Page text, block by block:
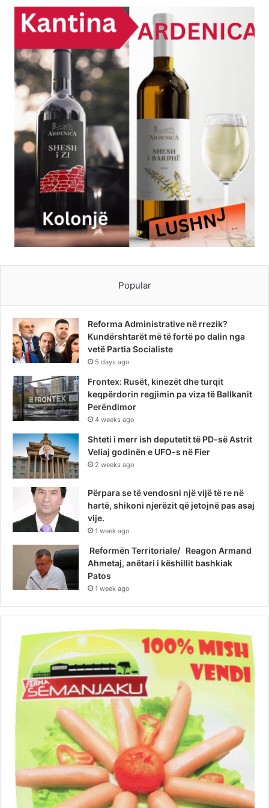
Popular
Reforma Administrative në rrezik?
Kundërshtarët më të fortë po dalin nga
vetë Partia Socialiste
5 days ago
Frontex: Rusët, kinezët dhe turqit
keqpërdorin regjimin pa viza të Ballkanit
Perëndimor
4 weeks ago
Shteti i merr ish deputetit të PD-së Astrit
Veliaj godinën e UFO-s në Fier
2 weeks ago
Përpara se të vendosni një vijë të re në
hartë, shikoni njerëzit që jetojnë pas asaj
vije.
1 week ago
Reformën Territoriale/ Reagon Armand
Ahmetaj, anëtari i këshillit bashkiak
Patos
1 week ago